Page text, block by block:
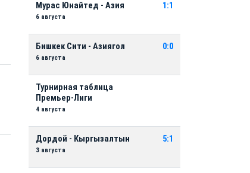
Мурас Юнайтед - Азия
6 августа
1:1
Бишкек Сити - Азиягол
6 августа
0:0
Турнирная таблица
Премьер-Лиги
4 августа
Дордой - Кыргызалтын
3 августа
5:1